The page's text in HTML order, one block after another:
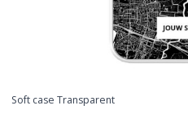
Soft case Transparent